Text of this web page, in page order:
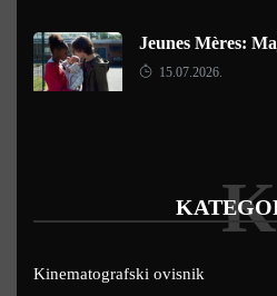
Jeunes Mères:
15.07.2026.
K
Kinematografski ovisnik